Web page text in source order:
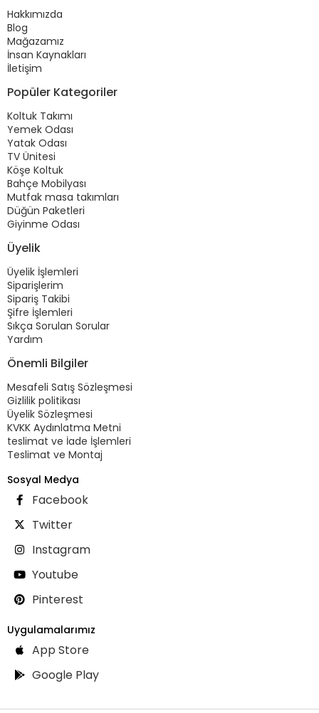
Hakkımızda
Blog
Mağazamız
İnsan Kaynakları
İletişim
Popüler Kategoriler
Koltuk Takımı
Yemek Odası
Yatak Odası
TV Ünitesi
Köşe Koltuk
Bahçe Mobilyası
Mutfak masa takımları
Düğün Paketleri
Giyinme Odası
Üyelik
Üyelik İşlemleri
Siparişlerim
Sipariş Takibi
Şifre İşlemleri
Sıkça Sorulan Sorular
Yardım
Önemli Bilgiler
Mesafeli Satış Sözleşmesi
Gizlilik politikası
Üyelik Sözleşmesi
KVKK Aydınlatma Metni
teslimat ve İade İşlemleri
Teslimat ve Montaj
Sosyal Medya
Facebook
Twitter
Instagram
Youtube
Pinterest
Uygulamalarımız
App Store
Google Play